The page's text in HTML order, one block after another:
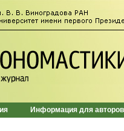
Информация для авторов